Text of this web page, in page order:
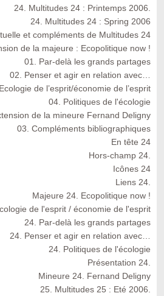
24. Multitudes 24 : Printemps 2006.
24. Multitudes 24 : Spring 2006
et compléments de Multitudes 24
de la majeure : Ecopolitique now !
01. Par-delà les grands partages
02. Penser et agir en relation avec…
de l’esprit/économie de l’esprit
04. Politiques de l'écologie
de la mineure Fernand Deligny
03. Compléments bibliographiques
En tête 24
Hors-champ 24.
Icônes 24
Liens 24.
Majeure 24. Ecopolitique now !
de l'esprit / économie de l'esprit
24. Par-delà les grands partages
24. Penser et agir en relation avec…
24. Politiques de l'écologie
Présentation 24.
Mineure 24. Fernand Deligny
25. Multitudes 25 : Eté 2006.